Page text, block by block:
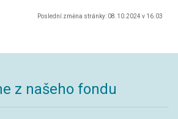
Poslední změna stránky: 08.10.2024 v 16.03
z našeho fondu